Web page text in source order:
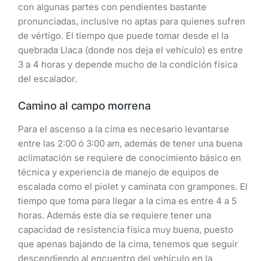
con algunas partes con pendientes bastante
pronunciadas, inclusive no aptas para quienes sufren
de vértigo. El tiempo que puede tomar desde el la
quebrada Llaca (donde nos deja el vehículo) es entre
3 a 4 horas y depende mucho de la condición física
del escalador.
Camino al campo morrena
Para el ascenso a la cima es necesario levantarse
entre las 2:00 ó 3:00 am, además de tener una buena
aclimatación se requiere de conocimiento básico en
técnica y experiencia de manejo de equipos de
escalada como el piolet y caminata con grampones. El
tiempo que toma para llegar a la cima es entre 4 a 5
horas. Además este día se requiere tener una
capacidad de resistencia física muy buena, puesto
que apenas bajando de la cima, tenemos que seguir
descendiendo al encuentro del vehículo en la